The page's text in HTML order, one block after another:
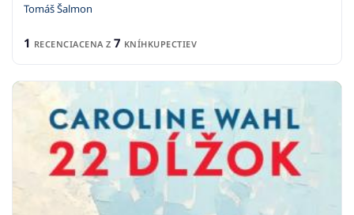
Tomáš Šalmon
1 RECENCIACENA Z 7 KNÍHKUPECTIEV